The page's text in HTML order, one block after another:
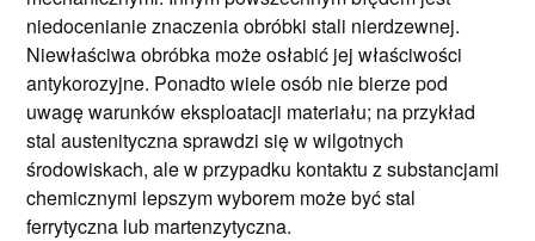
niedocenianie znaczenia obróbki stali nierdzewnej.
Niewłaściwa obróbka może osłabić jej właściwości
antykorozyjne. Ponadto wiele osób nie bierze pod
uwagę warunków eksploatacji materiału; na przykład
stal austenityczna sprawdzi się w wilgotnych
środowiskach, ale w przypadku kontaktu z substancjami
chemicznymi lepszym wyborem może być stal
ferrytyczna lub martenzytyczna.